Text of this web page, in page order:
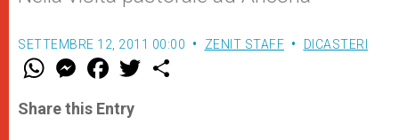
SETTEMBRE 12, 2011 00:00 ZENIT STAFF DICASTERI
W
t
s
M
e
s
e
F
a
e
b
w
Share this Entry